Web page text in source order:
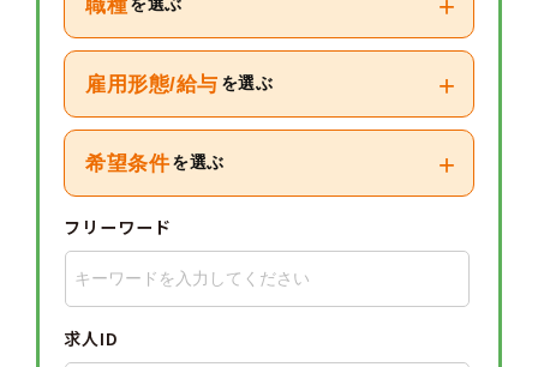
を選ぶ
雇用形態/給与 を選ぶ +
希望条件 を選ぶ +
フリーワード
求人ID